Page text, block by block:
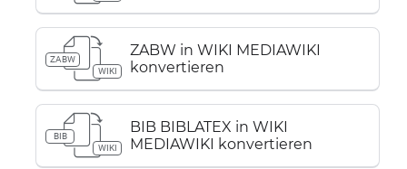
ZABW
WIKI
ZABW in WIKI MEDIAWIKI
konvertieren
BIB
WIKI
BIB BIBLATEX in WIKI
MEDIAWIKI konvertieren